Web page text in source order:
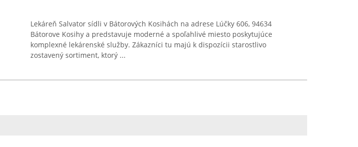
Lekáreň Salvator sídli v Bátorových Kosihách na adrese Lúčky 606, 94634
Bátorove Kosihy a predstavuje moderné a spoľahlivé miesto poskytujúce
komplexné lekárenské služby. Zákazníci tu majú k dispozícii starostlivo
zostavený sortiment, ktorý ...